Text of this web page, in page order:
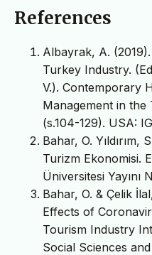
References
Albayrak, A.
Turkey Industry.
V.). Contemporary
Management in the
(s.104-129). USA:
Bahar, O. Yıldırım,
Turizm Ekonomisi.
Üniversitesi Yayını
Bahar, O. & Çelik
Effects of
Tourism Industry
Social Sciences